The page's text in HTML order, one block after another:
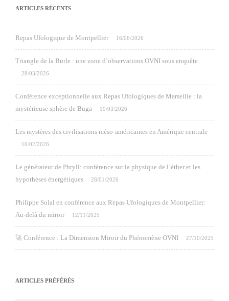
ARTICLES RÉCENTS
Repas Ufologique de Montpellier 16/06/2026
Triangle de la Burle : une zone d’observations OVNI sous enquête
28/03/2026
Conférence exceptionnelle aux Repas Ufologiques de Marseille : la
mystérieuse sphère de Buga
19/03/2026
Les mystères des civilisations méso-américaines en Amérique centrale
10/02/2026
Le générateur de Phryll: conférence sur la physique de l’éther et les
hypothèses énergétiques
28/01/2026
Philippe Solal en conférence aux Repas Ufologiques de Montpellier:
Au-delà du miroir
12/11/2025
🚀 Conférence : La Dimension Miroir du Phénomène OVNI 27/10/2025
ARTICLES PRÉFÉRÉS